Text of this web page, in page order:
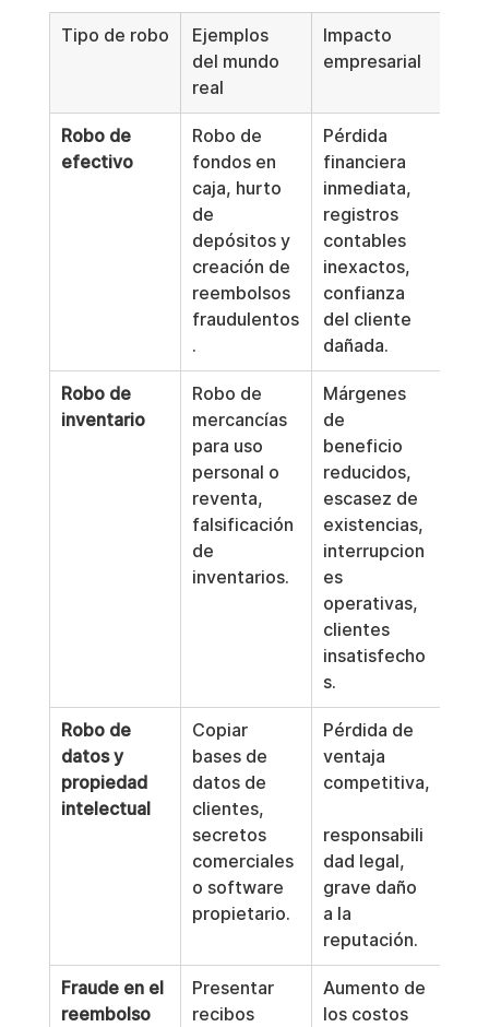
Tipo de robo
Ejemplos
del mundo
real
Impacto
empresarial
Robo de
efectivo
Robo de
fondos en
caja, hurto
de
depósitos y
creación de
reembolsos
fraudulentos
.
Pérdida
financiera
inmediata,
registros
contables
inexactos,
confianza
del cliente
dañada.
Robo de
inventario
Robo de
mercancías
para uso
personal o
reventa,
falsificación
de
inventarios.
Márgenes
de
beneficio
reducidos,
escasez de
existencias,
interrupcion
es
operativas,
clientes
insatisfecho
s.
Robo de
datos y
propiedad
intelectual
Copiar
bases de
datos de
clientes,
secretos
comerciales
o software
propietario.
Pérdida de
ventaja
competitiva,
responsabili
dad legal,
grave daño
a la
reputación.
Fraude en el
reembolso
Presentar
recibos
Aumento de
los costos